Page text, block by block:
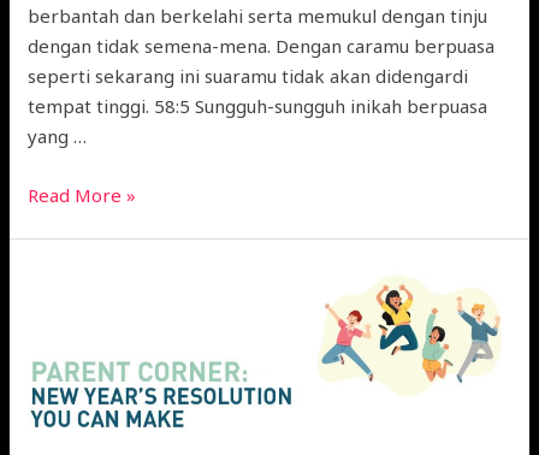
berbantah dan berkelahi serta memukul dengan tinju
dengan tidak semena-mena. Dengan caramu berpuasa
seperti sekarang ini suaramu tidak akan didengardi
tempat tinggi. 58:5 Sungguh-sungguh inikah berpuasa
yang …
Read More »